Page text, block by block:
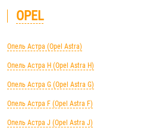
OPEL
Опель Астра (Opel Astra)
Опель Астра H (Opel Astra H)
Опель Астра G (Opel Astra G)
Опель Астра F (Opel Astra F)
Опель Астра J (Opel Astra J)